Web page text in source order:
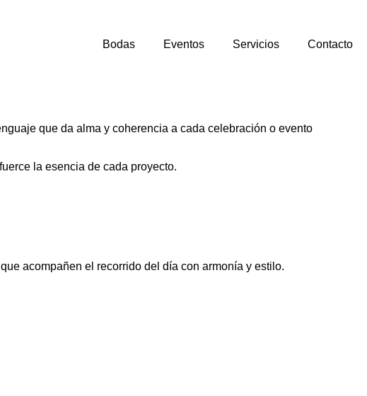
Bodas Eventos Servicios Contacto
que da alma y coherencia a cada celebración o evento
la esencia de cada proyecto.
acompañen el recorrido del día con armonía y estilo.